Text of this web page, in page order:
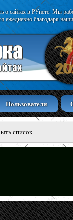
о сайтах в РУнете. Мы
ежедневно благодаря
Пользователи
список